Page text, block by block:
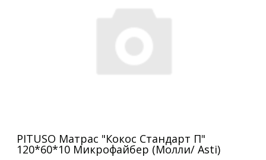
PITUSO Матрас "Кокос Стандарт П"
120*60*10 Микрофайбер (Молли/ Asti)